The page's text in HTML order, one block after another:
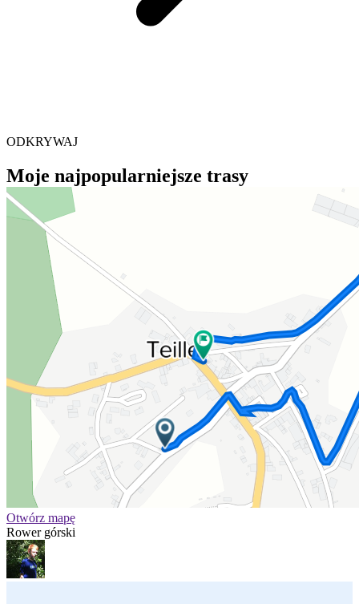
ODKRYWAJ
Moje najpopularniejsze trasy
Otwórz mapę
Rower górski